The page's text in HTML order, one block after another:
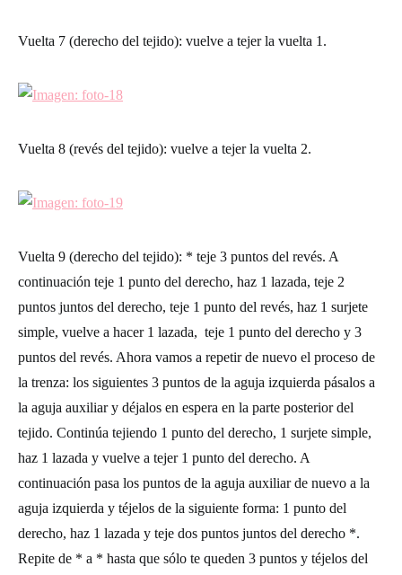
Vuelta 7 (derecho del tejido): vuelve a tejer la vuelta 1.
Vuelta 8 (revés del tejido): vuelve a tejer la vuelta 2.
Vuelta 9 (derecho del tejido): * teje 3 puntos del revés. A
continuación teje 1 punto del derecho, haz 1 lazada, teje 2
puntos juntos del derecho, teje 1 punto del revés, haz 1 surjete
simple, vuelve a hacer 1 lazada, teje 1 punto del derecho y 3
puntos del revés. Ahora vamos a repetir de nuevo el proceso de
la trenza: los siguientes 3 puntos de la aguja izquierda pásalos a
la aguja auxiliar y déjalos en espera en la parte posterior del
tejido. Continúa tejiendo 1 punto del derecho, 1 surjete simple,
haz 1 lazada y vuelve a tejer 1 punto del derecho. A
continuación pasa los puntos de la aguja auxiliar de nuevo a la
aguja izquierda y téjelos de la siguiente forma: 1 punto del
derecho, haz 1 lazada y teje dos puntos juntos del derecho *.
Repite de * a * hasta que sólo te queden 3 puntos y téjelos del